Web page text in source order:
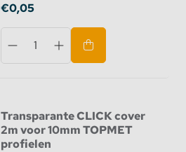
€0,05
Transparante CLICK cover
2m voor 10mm TOPMET
profielen